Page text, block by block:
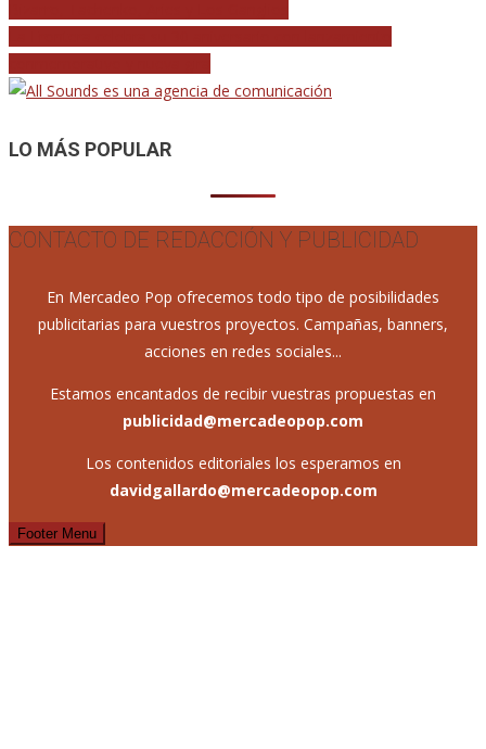
de
entradas
LO MÁS POPULAR
CONTACTO DE REDACCIÓN Y PUBLICIDAD
En Mercadeo Pop ofrecemos todo tipo de posibilidades
publicitarias para vuestros proyectos. Campañas, banners,
acciones en redes sociales...
Estamos encantados de recibir vuestras propuestas en
publicidad@mercadeopop.com
Los contenidos editoriales los esperamos en
davidgallardo@mercadeopop.com
Footer Menu